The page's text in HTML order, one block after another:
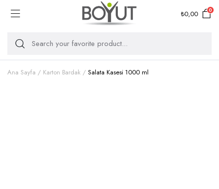
₺0,00 0
Ana Sayfa Karton Bardak Salata Kasesi 1000 ml